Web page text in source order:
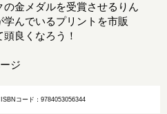
金メダルを受賞させるりん
んでいるプリントを市販
良くなろう！
ジ
コード：9784053056344